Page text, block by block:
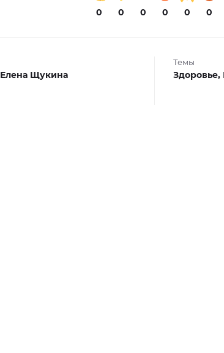
0 0 0 0 0 0
Елена Щукина
Темы
Здоровье,